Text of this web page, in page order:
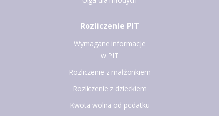
Rozliczenie PIT
Wymagane informacje
w PIT
Rozliczenie z małżonkiem
Rozliczenie z dzieckiem
Kwota wolna od podatku